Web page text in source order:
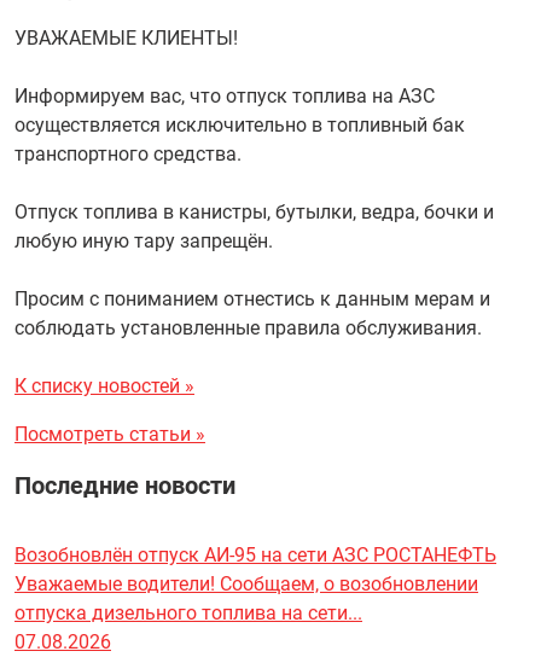
УВАЖАЕМЫЕ КЛИЕНТЫ!
Информируем вас, что отпуск топлива на АЗС
осуществляется исключительно в топливный бак
транспортного средства.
Отпуск топлива в канистры, бутылки, ведра, бочки и
любую иную тару запрещён.
Просим с пониманием отнестись к данным мерам и
соблюдать установленные правила обслуживания.
К списку новостей »
Посмотреть статьи »
Последние новости
Возобновлён отпуск АИ-95 на сети АЗС РОСТАНЕФТЬ
Уважаемые водители! Сообщаем, о возобновлении
отпуска дизельного топлива на сети...
07.08.2026